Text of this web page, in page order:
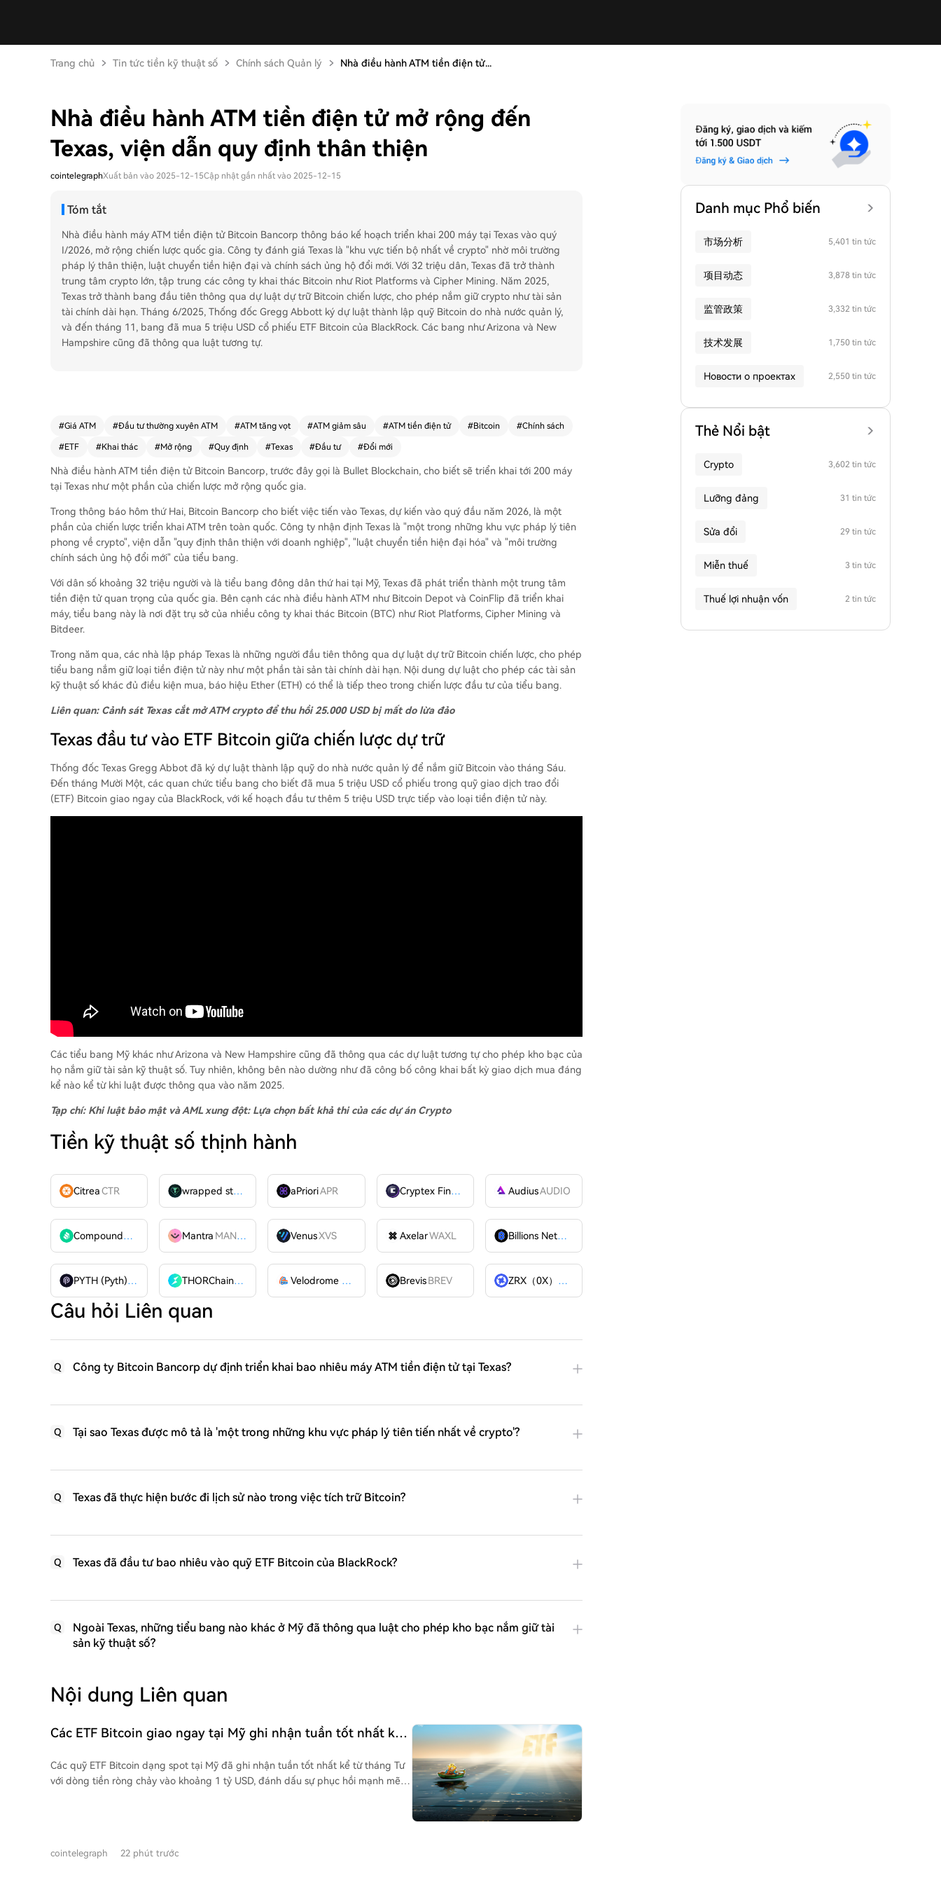
Trang chủ Tin tức tiền kỹ thuật số Chính sách Quản lý Nhà điều hành ATM tiền điện tử...
Nhà điều hành ATM tiền điện tử mở rộng đến
Texas, viện dẫn quy định thân thiện
cointelegraphXuất bản vào 2025-12-15Cập nhật gần nhất vào 2025-12-15
Tóm tắt
Nhà điều hành máy ATM tiền điện tử Bitcoin Bancorp thông báo kế hoạch triển khai 200 máy tại Texas vào quý
I/2026, mở rộng chiến lược quốc gia. Công ty đánh giá Texas là "khu vực tiến bộ nhất về crypto" nhờ môi trường
pháp lý thân thiện, luật chuyển tiền hiện đại và chính sách ủng hộ đổi mới. Với 32 triệu dân, Texas đã trở thành
trung tâm crypto lớn, tập trung các công ty khai thác Bitcoin như Riot Platforms và Cipher Mining. Năm 2025,
Texas trở thành bang đầu tiên thông qua dự luật dự trữ Bitcoin chiến lược, cho phép nắm giữ crypto như tài sản
tài chính dài hạn. Tháng 6/2025, Thống đốc Gregg Abbott ký dự luật thành lập quỹ Bitcoin do nhà nước quản lý,
và đến tháng 11, bang đã mua 5 triệu USD cổ phiếu ETF Bitcoin của BlackRock. Các bang như Arizona và New
Hampshire cũng đã thông qua luật tương tự.
#Giá ATM #Đầu tư thường xuyên ATM #ATM tăng vọt #ATM giảm sâu #ATM tiền điện tử #Bitcoin #Chính sách
#ETF #Khai thác #Mở rộng #Quy định #Texas #Đầu tư #Đổi mới
Nhà điều hành ATM tiền điện tử Bitcoin Bancorp, trước đây gọi là Bullet Blockchain, cho biết sẽ triển khai tới 200 máy
tại Texas như một phần của chiến lược mở rộng quốc gia.
Trong thông báo hôm thứ Hai, Bitcoin Bancorp cho biết việc tiến vào Texas, dự kiến vào quý đầu năm 2026, là một
phần của chiến lược triển khai ATM trên toàn quốc. Công ty nhận định Texas là "một trong những khu vực pháp lý tiên
phong về crypto", viện dẫn "quy định thân thiện với doanh nghiệp", "luật chuyển tiền hiện đại hóa" và "môi trường
chính sách ủng hộ đổi mới" của tiểu bang.
Với dân số khoảng 32 triệu người và là tiểu bang đông dân thứ hai tại Mỹ, Texas đã phát triển thành một trung tâm
tiền điện tử quan trọng của quốc gia. Bên cạnh các nhà điều hành ATM như Bitcoin Depot và CoinFlip đã triển khai
máy, tiểu bang này là nơi đặt trụ sở của nhiều công ty khai thác Bitcoin (BTC) như Riot Platforms, Cipher Mining và
Bitdeer.
Trong năm qua, các nhà lập pháp Texas là những người đầu tiên thông qua dự luật dự trữ Bitcoin chiến lược, cho phép
tiểu bang nắm giữ loại tiền điện tử này như một phần tài sản tài chính dài hạn. Nội dung dự luật cho phép các tài sản
kỹ thuật số khác đủ điều kiện mua, báo hiệu Ether (ETH) có thể là tiếp theo trong chiến lược đầu tư của tiểu bang.
Liên quan: Cảnh sát Texas cắt mở ATM crypto để thu hồi 25.000 USD bị mất do lừa đảo
Texas đầu tư vào ETF Bitcoin giữa chiến lược dự trữ
Thống đốc Texas Gregg Abbot đã ký dự luật thành lập quỹ do nhà nước quản lý để nắm giữ Bitcoin vào tháng Sáu.
Đến tháng Mười Một, các quan chức tiểu bang cho biết đã mua 5 triệu USD cổ phiếu trong quỹ giao dịch trao đổi
(ETF) Bitcoin giao ngay của BlackRock, với kế hoạch đầu tư thêm 5 triệu USD trực tiếp vào loại tiền điện tử này.
Các tiểu bang Mỹ khác như Arizona và New Hampshire cũng đã thông qua các dự luật tương tự cho phép kho bạc của
họ nắm giữ tài sản kỹ thuật số. Tuy nhiên, không bên nào dường như đã công bố công khai bất kỳ giao dịch mua đáng
kể nào kể từ khi luật được thông qua vào năm 2025.
Tạp chí: Khi luật bảo mật và AML xung đột: Lựa chọn bất khả thi của các dự án Crypto
Tiền kỹ thuật số thịnh hành
CitreaCTR wrapped stUSDT WSTUSDTaPrioriAPR Cryptex Finance AudiusAUDIO
Compound
COMP Mantra MANTRA VenusXVS AxelarWAXL Billions Network
PYTH (Pyth)
PYTH THORChain
RUNE Velodrome Finance VELODROME
Brevis BREV ZRX（0X）
ZRX
Câu hỏi Liên quan
Q Công ty Bitcoin Bancorp dự định triển khai bao nhiêu máy ATM tiền điện tử tại Texas?
Q Tại sao Texas được mô tả là 'một trong những khu vực pháp lý tiên tiến nhất về crypto'?
Q Texas đã thực hiện bước đi lịch sử nào trong việc tích trữ Bitcoin?
Q Texas đã đầu tư bao nhiêu vào quỹ ETF Bitcoin của BlackRock?
Q
Ngoài Texas, những tiểu bang nào khác ở Mỹ đã thông qua luật cho phép kho bạc nắm giữ tài
sản kỹ thuật số?
Nội dung Liên quan
Các ETF Bitcoin giao ngay tại Mỹ ghi nhận tuần tốt nhất kể
Các quỹ ETF Bitcoin dạng spot tại Mỹ đã ghi nhận tuần tốt nhất kể từ tháng Tư
với dòng tiền ròng chảy vào khoảng 1 tỷ USD, đánh dấu sự phục hồi mạnh mẽ
liên quan đến ví phần cứng Coldcard, dẫn đến việc khoảng 116 triệu USD
cointelegraph 22 phút trước
Danh mục Phổ biến
市场分析 5,401 tin tức
项目动态 3,878 tin tức
监管政策 3,332 tin tức
技术发展 1,750 tin tức
Новости о проектах 2,550 tin tức
Thẻ Nổi bật
Crypto 3,602 tin tức
Lưỡng đảng 31 tin tức
Sửa đổi 29 tin tức
Miễn thuế 3 tin tức
Thuế lợi nhuận vốn 2 tin tức